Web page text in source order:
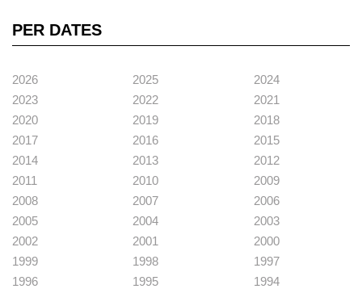
PER DATES
2026 2025
2024
2023
2022
2021
2020
2019
2018
2017
2016
2015
2014
2013
2012
2011
2010
2009
2008
2007
2006
2005
2004
2003
2002
2001
2000
1999
1998
1997
1996
1995 1994